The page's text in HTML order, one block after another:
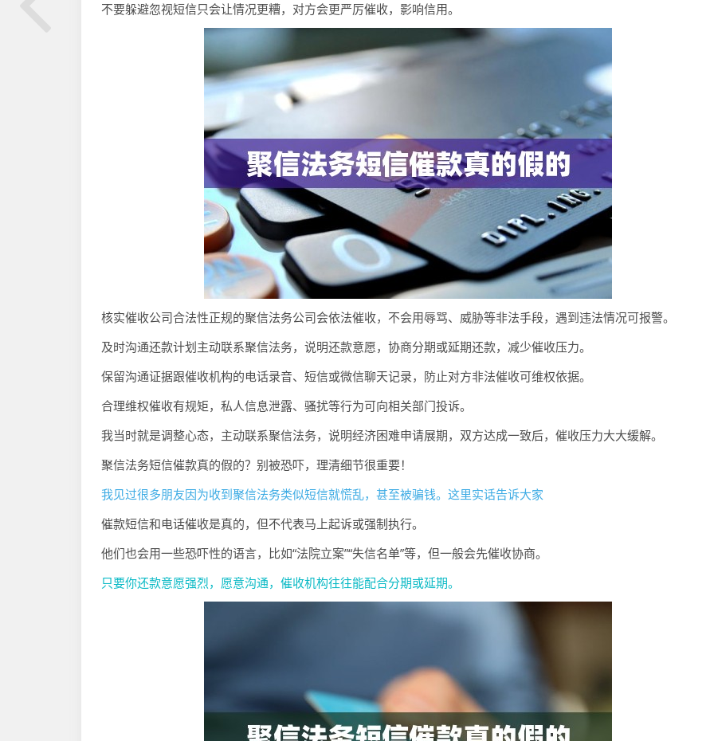
不要躲避忽视短信只会让情况更糟，对方会更严厉催收，影响信用。
核实催收公司合法性正规的聚信法务公司会依法催收，不会用辱骂、威胁等非法手段，遇到违法情况可报警。
及时沟通还款计划主动联系聚信法务，说明还款意愿，协商分期或延期还款，减少催收压力。
保留沟通证据跟催收机构的电话录音、短信或微信聊天记录，防止对方非法催收可维权依据。
合理维权催收有规矩，私人信息泄露、骚扰等行为可向相关部门投诉。
我当时就是调整心态，主动联系聚信法务，说明经济困难申请展期，双方达成一致后，催收压力大大缓解。
聚信法务短信催款真的假的？别被恐吓，理清细节很重要！
我见过很多朋友因为收到聚信法务类似短信就慌乱，甚至被骗钱。这里实话告诉大家
催款短信和电话催收是真的，但不代表马上起诉或强制执行。
他们也会用一些恐吓性的语言，比如“法院立案”“失信名单”等，但一般会先催收协商。
只要你还款意愿强烈，愿意沟通，催收机构往往能配合分期或延期。